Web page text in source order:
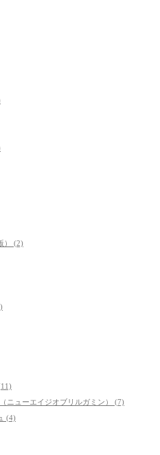
） (2)
ニューエイジオブリルガミン） (7)
(4)